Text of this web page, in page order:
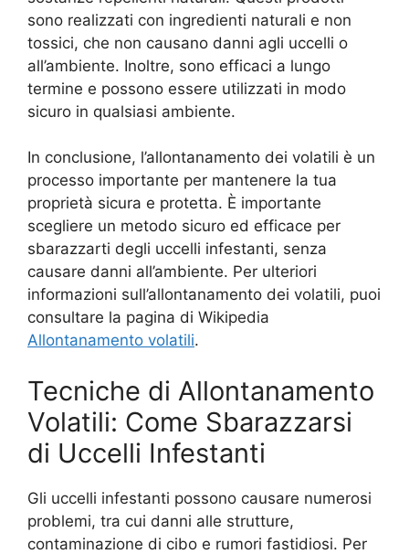
sono realizzati con ingredienti naturali e non
tossici, che non causano danni agli uccelli o
all’ambiente. Inoltre, sono efficaci a lungo
termine e possono essere utilizzati in modo
sicuro in qualsiasi ambiente.
In conclusione, l’allontanamento dei volatili è un
processo importante per mantenere la tua
proprietà sicura e protetta. È importante
scegliere un metodo sicuro ed efficace per
sbarazzarti degli uccelli infestanti, senza
causare danni all’ambiente. Per ulteriori
informazioni sull’allontanamento dei volatili, puoi
consultare la pagina di Wikipedia
Allontanamento volatili.
Tecniche di Allontanamento
Volatili: Come Sbarazzarsi
di Uccelli Infestanti
Gli uccelli infestanti possono causare numerosi
problemi, tra cui danni alle strutture,
contaminazione di cibo e rumori fastidiosi. Per